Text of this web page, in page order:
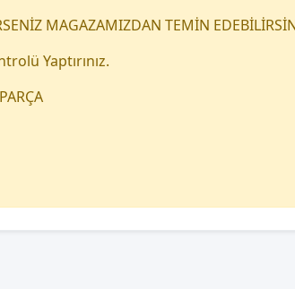
MAGAZAMIZDAN TEMİN
Yaptırınız.